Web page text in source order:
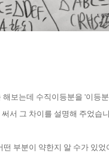
해보는데 수직이등분을 '이등
서 그 차이를 설명해 주었습
부분이 약한지 알 수가 있었